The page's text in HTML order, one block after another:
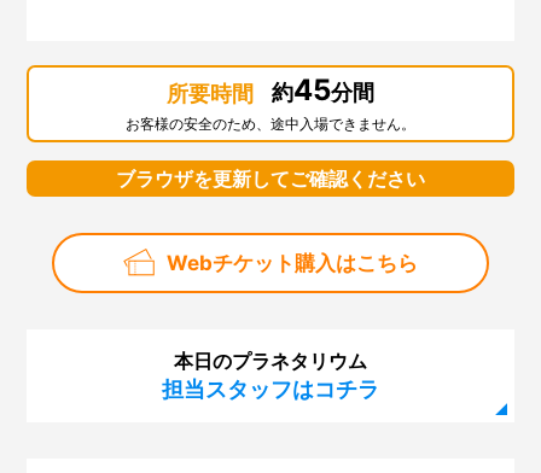
所要時間 約45分間
お客様の安全のため、途中入場できません。
ブラウザを更新してご確認ください
Webチケット購入はこちら
本日のプラネタリウム
担当スタッフはコチラ